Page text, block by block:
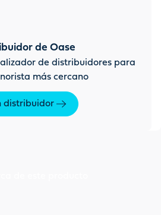
de Oase
de distribuidores para
más cercano
distribuidor